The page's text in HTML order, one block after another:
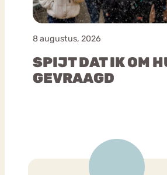
8 augustus, 2026
SPIJT DAT IK OM
GEVRAAGD